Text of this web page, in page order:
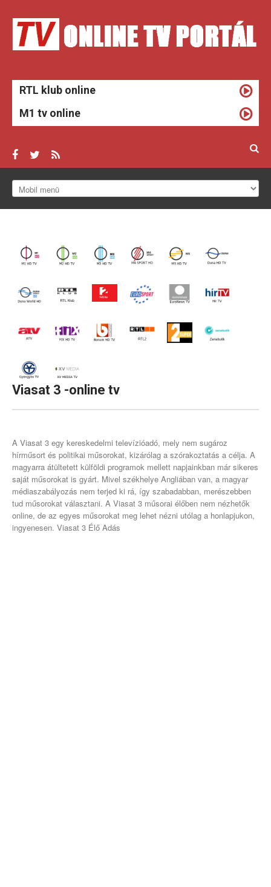
RTL klub online
M1 tv online
ONLINE TV
TV MŰSOROK
ÉLŐ ADÁS
ONLINE RÁDIÓK
EGYEBEK
VIDEÓK
KAPCSOLAT
Viasat 3 -online tv
A Viasat 3 egy kereskedelmi televízióadó, mely nem sugároz
hírműsort és politikai műsorokat, kizárólag a szórakoztatás a célja. A
magyarra átültetett külföldi programok mellett napjainkban már sikeres
saját műsorokat is gyárt. Mivel székhelye Angliában van, a magyar
médiaszabályozás nem terjed ki rá, így szabadabban, merészebben
tud műsorokat választani. A Viasat 3 műsorai élőben nem nézhetők
online, de az egyes műsorokat meg lehet nézni utólag a honlapjukon,
ingyenesen. Viasat 3 Élő Adás